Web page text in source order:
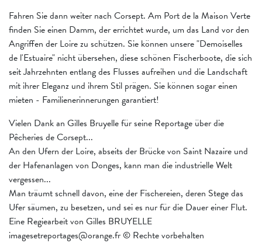
Fahren Sie dann weiter nach Corsept. Am Port de la Maison Verte
finden Sie einen Damm, der errichtet wurde, um das Land vor den
Angriffen der Loire zu schützen. Sie können unsere "Demoiselles
de l'Estuaire" nicht übersehen, diese schönen Fischerboote, die sich
seit Jahrzehnten entlang des Flusses aufreihen und die Landschaft
mit ihrer Eleganz und ihrem Stil prägen. Sie können sogar einen
mieten - Familienerinnerungen garantiert!
Vielen Dank an Gilles Bruyelle für seine Reportage über die
Pêcheries de Corsept...
An den Ufern der Loire, abseits der Brücke von Saint Nazaire und
der Hafenanlagen von Donges, kann man die industrielle Welt
vergessen...
Man träumt schnell davon, eine der Fischereien, deren Stege das
Ufer säumen, zu besetzen, und sei es nur für die Dauer einer Flut.
Eine Regiearbeit von Gilles BRUYELLE
imagesetreportages@orange.fr © Rechte vorbehalten